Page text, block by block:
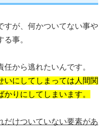
すが、何かついてない事や
事。
から逃れたいんです。
いにしてしまっては人間関
りにしてしまいます。
だけついていない要素があ